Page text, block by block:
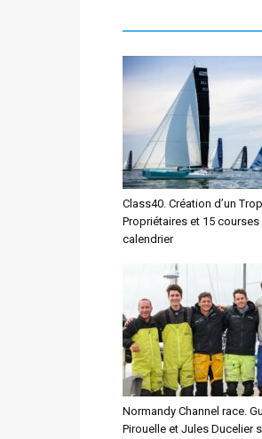
Class40. Création d’un
Propriétaires et 15 courses
calendrier
Normandy Channel race.
Pirouelle et Jules Ducelier